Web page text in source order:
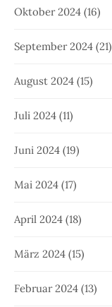
Oktober 2024 (16)
September 2024 (21)
August 2024 (15)
Juli 2024 (11)
Juni 2024 (19)
Mai 2024 (17)
April 2024 (18)
März 2024 (15)
Februar 2024 (13)